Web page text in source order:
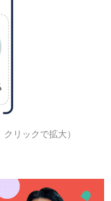
リックで拡大）